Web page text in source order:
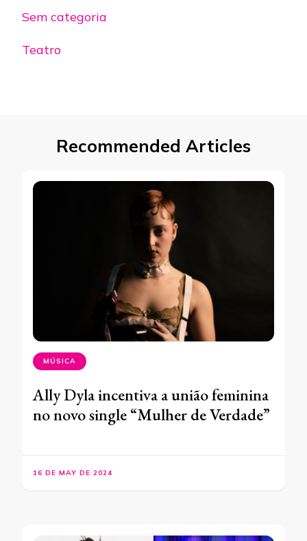
Sem categoria
Teatro
Recommended Articles
MÚSICA
Ally Dyla incentiva a união feminina
no novo single “Mulher de Verdade”
16 DE MAY DE 2024